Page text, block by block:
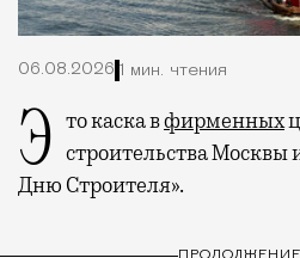
06.08.2026 1 мин. чтения
Это каска вфирменных
строительства Москвы
Дню Строителя».